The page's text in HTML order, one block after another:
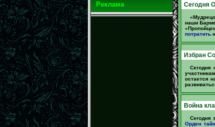
Реклама Сегодня
наши
потратить
Избран
Сегодня
остается
Война
Сегодня
Орден